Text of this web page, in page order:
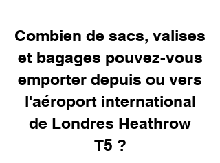
Combien de sacs, valises
et bagages pouvez-vous
emporter depuis ou vers
l'aéroport international
de Londres Heathrow
T5 ?